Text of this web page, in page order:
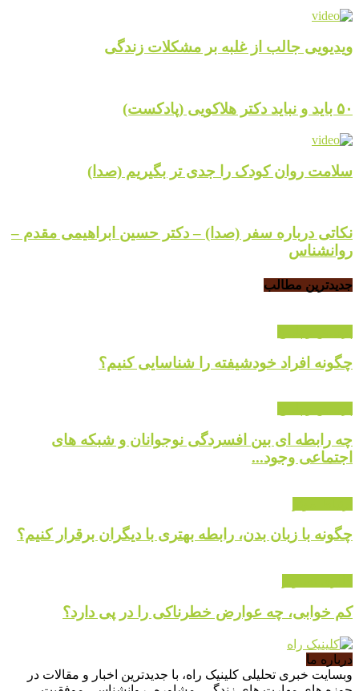
ویدیویی جالب از غلبه بر مشکلات زندگی
۵۰ باید و نباید دکتر هلاکویی (پادکست)
سلامت روان کودک را جدی تر بگیریم (صدا)
نکاتی درباره سفر (صدا) – دکتر حسین ابراهیمی مقدم –
روانشناس
جدیدترین مطالب
چگونه افراد خودشیفته را شناسایی کنیم؟
چه رابطه ای بین افسردگی نوجوانان و شبکه های
اجتماعی وجود...
چگونه با زبان بدن، رابطه بهتری با دیگران برقرار کنیم؟
کم خوابی، چه عوارض خطرناکی را در پی دارد؟
درباره ما
وبسایت خبری تحلیلی کلینیک راه، با جدیدترین اخبار و مقالات در